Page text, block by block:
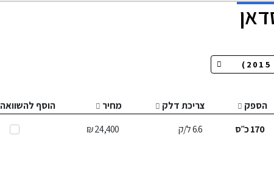
הספק צריכת דלק מחיר
הוסף להשוואה
170כ״ס 6.6ל/ק 24,400 ₪